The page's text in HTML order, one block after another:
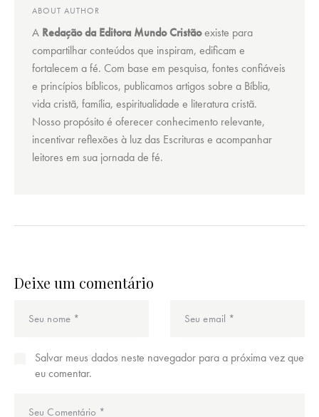
ABOUT AUTHOR
A Redação da Editora Mundo Cristãoexiste para
compartilhar conteúdos que inspiram, edificam e
fortalecem a fé. Com base em pesquisa, fontes confiáveis
e princípios bíblicos, publicamos artigos sobre a Bíblia,
vida cristã, família, espiritualidade e literatura cristã.
Nosso propósito é oferecer conhecimento relevante,
incentivar reflexões à luz das Escrituras e acompanhar
leitores em sua jornada de fé.
Deixe um comentário
Salvar meus dados neste navegador para a próxima vez que
eu comentar.